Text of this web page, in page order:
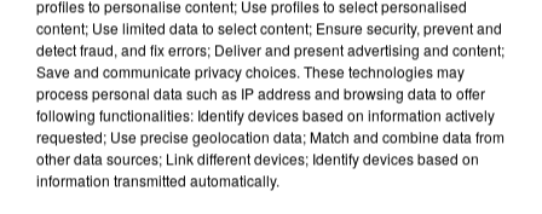
profiles to personalise content; Use profiles to select personalised
content; Use limited data to select content; Ensure security, prevent and
detect fraud, and fix errors; Deliver and present advertising and content;
Save and communicate privacy choices. These technologies may
process personal data such as IP address and browsing data to offer
following functionalities: Identify devices based on information actively
requested; Use precise geolocation data; Match and combine data from
other data sources; Link different devices; Identify devices based on
information transmitted automatically.